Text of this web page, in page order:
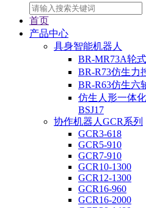
首页
产品中心
具身智能机器人
BR-MR73A轮
BR-R73仿生力
BR-R63仿生六
仿生人形一体化
BSJ17
协作机器人GCR系列
GCR3-618
GCR5-910
GCR7-910
GCR10-1300
GCR12-1300
GCR16-960
GCR16-2000